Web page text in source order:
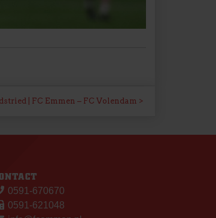
| FC Emmen – FC Volendam
0591-670670
0591-621048